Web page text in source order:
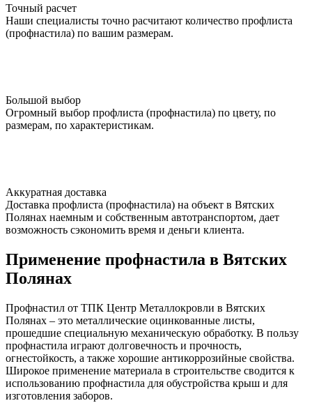
Точный расчет
Наши специалисты точно расчитают количество профлиста
(профнастила) по вашим размерам.
Большой выбор
Огромный выбор профлиста (профнастила) по цвету, по
размерам, по характеристикам.
Аккуратная доставка
Доставка профлиста (профнастила) на объект в Вятских
Полянах наемным и собственным автотранспортом, дает
возможность сэкономить время и деньги клиента.
Применение профнастила в Вятских
Полянах
Профнастил от ТПК Центр Металлокровли в Вятских
Полянах – это металлические оцинкованные листы,
прошедшие специальную механическую обработку. В пользу
профнастила играют долговечность и прочность,
огнестойкость, а также хорошие антикоррозийные свойства.
Широкое применение материала в строительстве сводится к
использованию профнастила для обустройства крыш и для
изготовления заборов.